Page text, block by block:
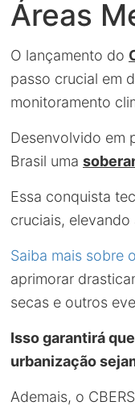
Áreas
O lançamento do
passo crucial em
monitoramento
Desenvolvido em
Brasil uma
Essa conquista
cruciais, elevando
Saiba mais sobre
aprimorar
secas e outros
Isso garantirá
urbanização
Ademais, o